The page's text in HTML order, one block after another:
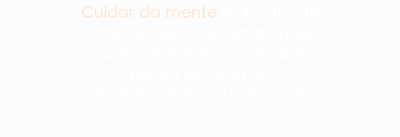
Cuidar da mente